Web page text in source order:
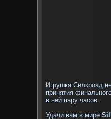
Игрушка Силкроад
принятия
в ней пару часов.
Удачи вам в мире